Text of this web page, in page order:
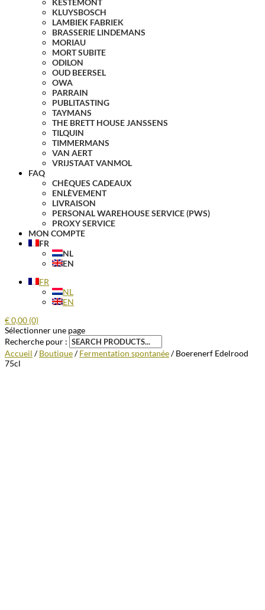
KESTEMONT
KLUYSBOSCH
LAMBIEK FABRIEK
BRASSERIE LINDEMANS
MORIAU
MORT SUBITE
ODILON
OUD BEERSEL
OWA
PARRAIN
PUBLITASTING
TAYMANS
THE BRETT HOUSE JANSSENS
TILQUIN
TIMMERMANS
VAN AERT
VRIJSTAAT VANMOL
FAQ
CHÈQUES CADEAUX
ENLÈVEMENT
LIVRAISON
PERSONAL WAREHOUSE SERVICE (PWS)
PROXY SERVICE
MON COMPTE
FR
NL
EN
FR
NL
EN
€0,00 (0)
Sélectionner une page
Recherche pour :
Accueil /Boutique/Fermentation spontanée/ Boerenerf Edelrood
75cl